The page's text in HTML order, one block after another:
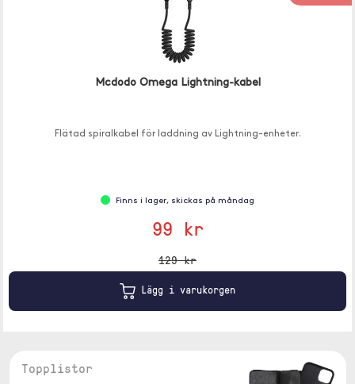
Mcdodo Omega Lightning-kabel
Flätad spiralkabel för laddning av Lightning-enheter.
Finns i lager, skickas på måndag
99 kr
129 kr
Lägg i varukorgen
Topplistor